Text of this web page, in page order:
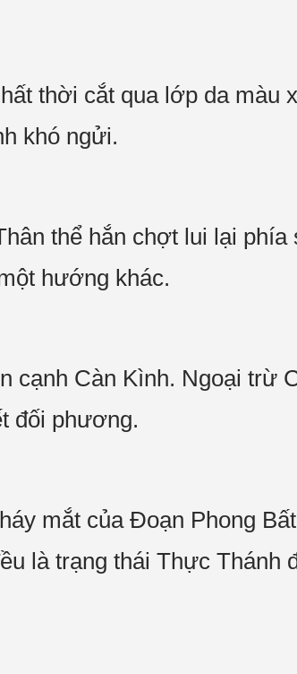
thời cắt qua lớp da màu
khó ngửi.
thể hắn chợt lui lại phía
hướng khác.
cạnh Càn Kình. Ngoại trừ
đối phương.
mắt của Đoạn Phong
là trạng thái Thực Thánh